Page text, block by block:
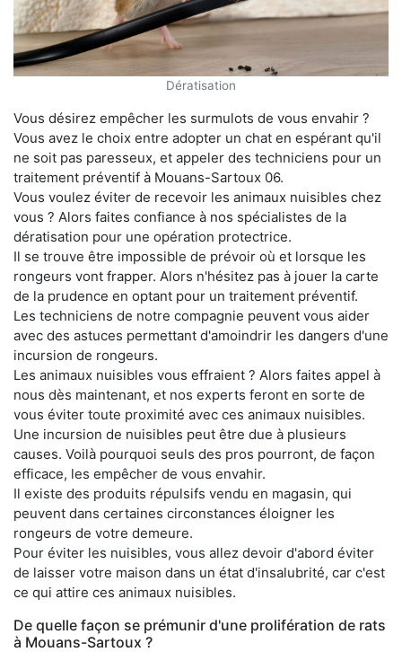
Dératisation
Vous désirez empêcher les surmulots de vous envahir ?
Vous avez le choix entre adopter un chat en espérant qu'il
ne soit pas paresseux, et appeler des techniciens pour un
traitement préventif à Mouans-Sartoux 06.
Vous voulez éviter de recevoir les animaux nuisibles chez
vous ? Alors faites confiance à nos spécialistes de la
dératisation pour une opération protectrice.
Il se trouve être impossible de prévoir où et lorsque les
rongeurs vont frapper. Alors n'hésitez pas à jouer la carte
de la prudence en optant pour un traitement préventif.
Les techniciens de notre compagnie peuvent vous aider
avec des astuces permettant d'amoindrir les dangers d'une
incursion de rongeurs.
Les animaux nuisibles vous effraient ? Alors faites appel à
nous dès maintenant, et nos experts feront en sorte de
vous éviter toute proximité avec ces animaux nuisibles.
Une incursion de nuisibles peut être due à plusieurs
causes. Voilà pourquoi seuls des pros pourront, de façon
efficace, les empêcher de vous envahir.
Il existe des produits répulsifs vendu en magasin, qui
peuvent dans certaines circonstances éloigner les
rongeurs de votre demeure.
Pour éviter les nuisibles, vous allez devoir d'abord éviter
de laisser votre maison dans un état d'insalubrité, car c'est
ce qui attire ces animaux nuisibles.
De quelle façon se prémunir d'une prolifération de rats
à Mouans-Sartoux ?